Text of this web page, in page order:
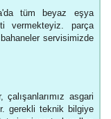
tüm beyaz eşya
vermekteyiz. parça
servisimizde
asgari
gerekli teknik bilgiye